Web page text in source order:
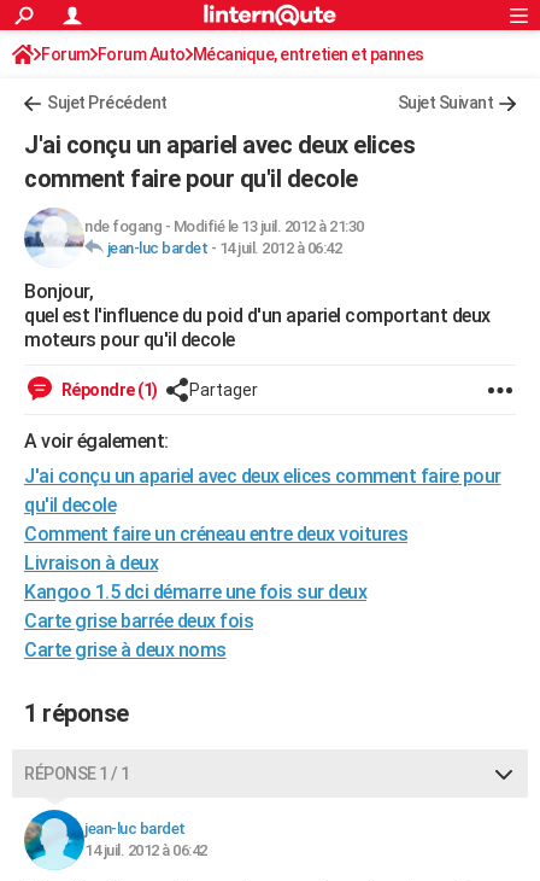
ACTUALITÉS
Politique
Société
Faits Divers
Education
Monde
Villes
+
Programme TV
Sorties cinéma
FINANCE
Retraite
Impôts
Epargne
Immobilier
Risques naturels par ville
Banque
Assurance
Crédit
AUTO
Essais
Réserver un essai
Citadines
Berlines
SUV
Forum auto
HIGH-TECH
Mobiles
Meilleur smartphone
Internet
Ordinateurs
Jeux vidéo
Guide high-tech
+BRICOLAGE
WEEK-END
Art de vivre
Bien-être
Loisirs
ModeModes de vie
SANTE
Alimentation
Guide de la santé
Maladies
Médicaments
Sommeil
VOYAGE
Destinations
City break
Voyage nature
Voyage de noces
Forum
Climat
PHOTO
GUIDES D'ACHAT
CARTE DE VOEUX
Carte de Noël
Carte Bonne année
Carte Saint-Valentin
Carte Pâques
Carte d'anniversaire
DICTIONNAIRE
Dictionnaire
Biographies
Citations
Expressions
Proverbes
PROGRAMME TV
COPAINS D'AVANT
Rechercher
S'inscrire
Connexion
Forum Forum Auto Mécanique, entretien et pannes
Sujet Précédent Sujet Suivant
J'ai conçu un apariel avec deux elices
comment faire pour qu'il decole
nde fogang - Modifié le 13 juil. 2012 à 21:30
jean-luc bardet - 14 juil. 2012 à 06:42
Bonjour,
quel est l'influence du poid d'un apariel comportant deux
moteurs pour qu'il decole
Répondre (1) Partager
A voir également:
J'ai conçu un apariel avec deux elices comment faire pour
qu'il decole
Comment faire un créneau entre deux voitures
Livraison à deux
Kangoo 1.5 dci démarre une fois sur deux
Carte grise barrée deux fois
Carte grise à deux noms
1 réponse
RÉPONSE 1 / 1
jean-luc bardet
14 juil. 2012 à 06:42